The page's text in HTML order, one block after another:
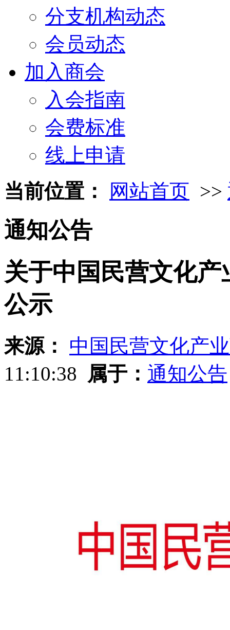
分支机构动态
会员动态
加入商会
入会指南
会费标准
线上申请
当前位置：
网站首页 >>
通知公告
关于中国民营文化
公示
来源：
中国民营文化产
11:10:38 属于： 通知公告